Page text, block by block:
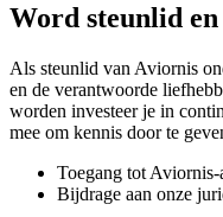
Word steunlid
Als steunlid van Aviornis
en de verantwoorde
worden investeer je in
mee om kennis door te
Toegang tot
Bijdrage aan onze